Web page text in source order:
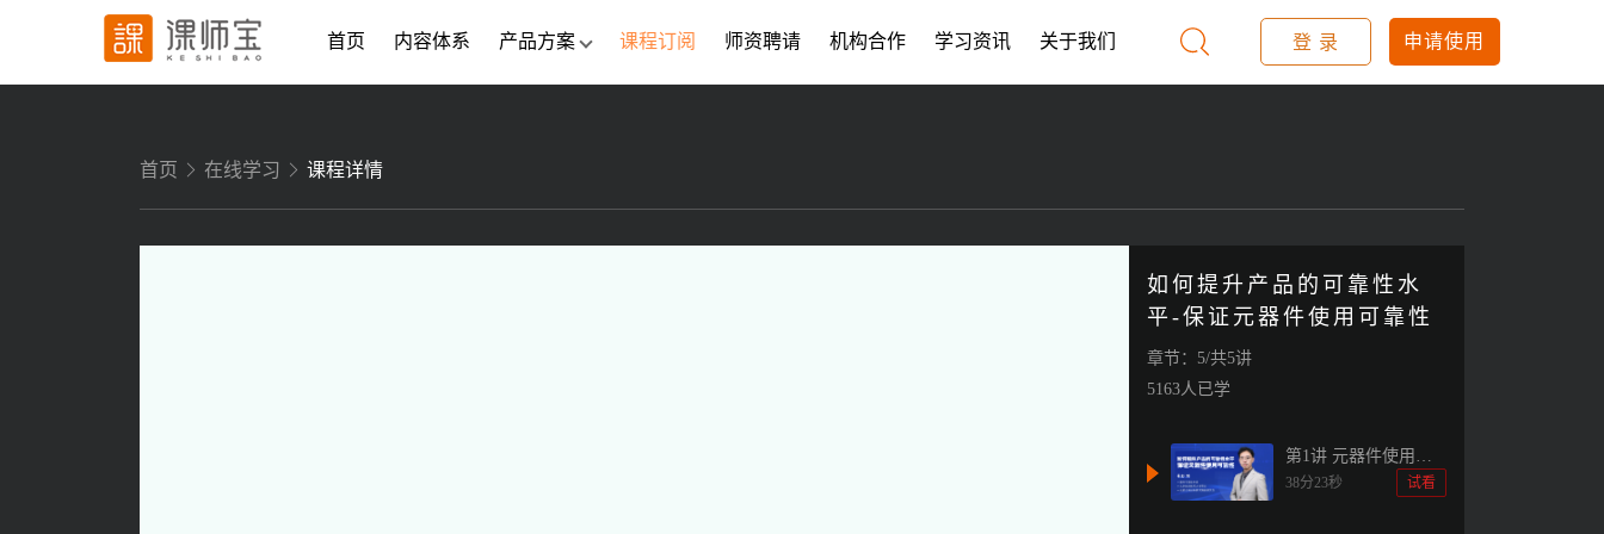
首页 内容体系 产品方案 课程订阅 师资聘请 机构合作 学习资讯 关于我们 登 录 申请使用
首页 在线学习 课程详情
如何提升产品的可靠性水
平-保证元器件使用可靠性
章节：5/共5讲
5163人已学
第1讲 元器件使用可
靠性的全过程控制和
38分23秒 试看